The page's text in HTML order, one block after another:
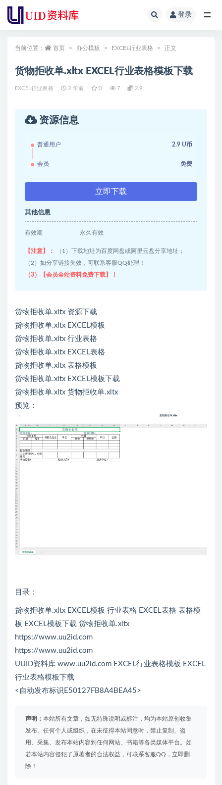
登录
当前位置： 首页 办公模板 EXCEL行业表格 正文
货物拒收单.xltx EXCEL行业表格模板下载
EXCEL行业表格 2 年前 0 7 2.9
资源信息
普通用户 2.9 U币
会员 免费
立即下载
其他信息
有效期 永久有效
【注意】：
（1）下载地址为百度网盘或阿里云盘分享地址；
（2）如分享链接失效，可联系客服QQ处理！
（3）【会员全站资料免费下载】！
货物拒收单.xltx 资源下载
货物拒收单.xltx EXCEL模板
货物拒收单.xltx 行业表格
货物拒收单.xltx EXCEL表格
货物拒收单.xltx 表格模板
货物拒收单.xltx EXCEL模板下载
货物拒收单.xltx 货物拒收单.xltx
预览：
目录：
货物拒收单.xltx EXCEL模板 行业表格 EXCEL表格 表格模
板 EXCEL模板下载 货物拒收单.xltx
https://www.uu2id.com
https://www.uu2id.com
UUID资料库 www.uu2id.com EXCEL行业表格模板 EXCEL
行业表格模板下载
<自动发布标识E50127FB8A4BEA45>
声明： 本站所有文章，如无特殊说明或标注，均为本站原创收集
发布。任何个人或组织，在未征得本站同意时，禁止复制、盗
用、采集、发布本站内容到任何网站、书籍等各类媒体平台。如
若本站内容侵犯了原著者的合法权益，可联系客服QQ，立即删
除！